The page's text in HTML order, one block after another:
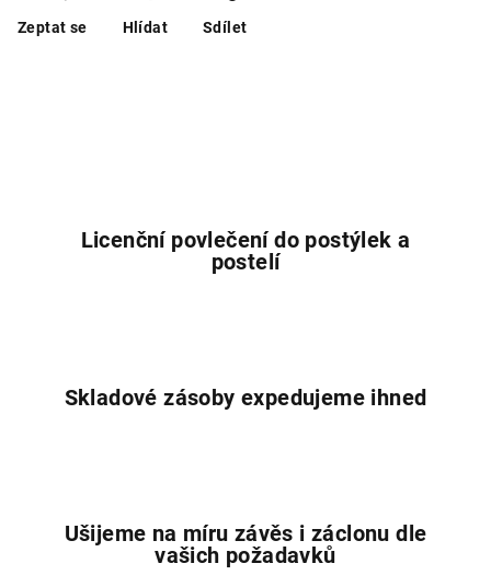
Zeptat se Hlídat Sdílet
Licenční povlečení do postýlek a
postelí
Skladové zásoby expedujeme ihned
Ušijeme na míru závěs i záclonu dle
vašich požadavků